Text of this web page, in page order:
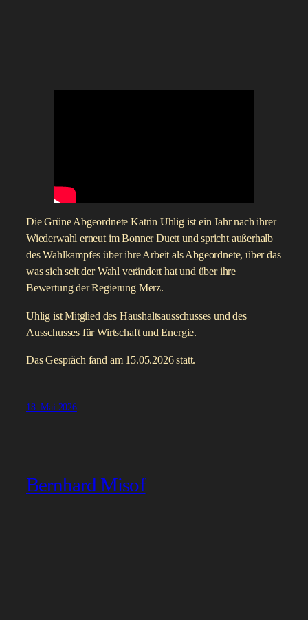
Die Grüne Abgeordnete Katrin Uhlig ist ein Jahr nach ihrer
Wiederwahl erneut im Bonner Duett und spricht außerhalb
des Wahlkampfes über ihre Arbeit als Abgeordnete, über das
was sich seit der Wahl verändert hat und über ihre
Bewertung der Regierung Merz.
Uhlig ist Mitglied des Haushaltsausschusses und des
Ausschusses für Wirtschaft und Energie.
Das Gespräch fand am 15.05.2026 statt.
18. Mai 2026
Bernhard Misof